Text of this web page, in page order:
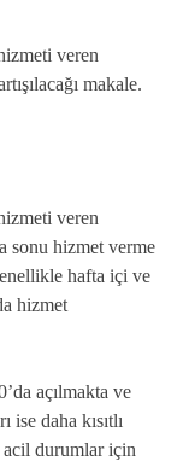
veren
makale.
veren
sonu hizmet verme
hafta içi ve
hizmet
açılmakta ve
ise daha kısıtlı
acil durumlar için